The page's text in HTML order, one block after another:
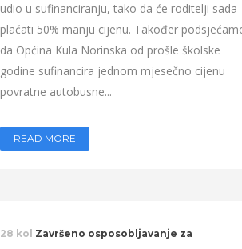
udio u sufinanciranju, tako da će roditelji sada
plaćati 50% manju cijenu. Također
da Općina Kula Norinska od prošle školske
godine sufinancira jednom mjesečno cijenu
povratne autobusne...
READ MORE
28 kol Završeno osposobljavanje za